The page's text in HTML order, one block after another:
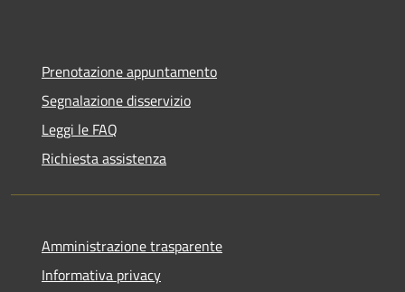
Prenotazione appuntamento
Segnalazione disservizio
Leggi le FAQ
Richiesta assistenza
Amministrazione trasparente
Informativa privacy